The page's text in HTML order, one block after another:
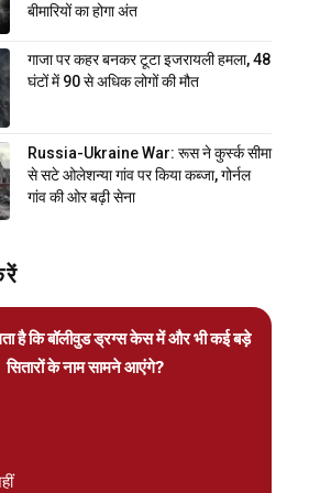
बीमारियों का होगा अंत
गाजा पर कहर बनकर टूटा इजरायली हमला, 48
घंटों में 90 से अधिक लोगों की मौत
Russia-Ukraine War: रूस ने कुर्स्क सीमा
से सटे ओलेशन्या गांव पर किया कब्जा, गोर्नल
गांव की ओर बढ़ी सेना
है कि बॉलीवुड ड्रग्स केस में और भी कई बड़े
सितारों के नाम सामने आएंगे?